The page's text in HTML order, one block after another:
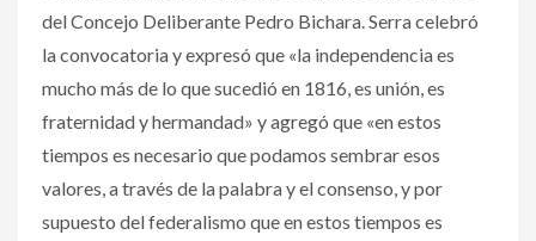
del Concejo Deliberante Pedro Bichara. Serra celebró
la convocatoria y expresó que «la independencia es
mucho más de lo que sucedió en 1816, es unión, es
fraternidad y hermandad» y agregó que «en estos
tiempos es necesario que podamos sembrar esos
valores, a través de la palabra y el consenso, y por
supuesto del federalismo que en estos tiempos es